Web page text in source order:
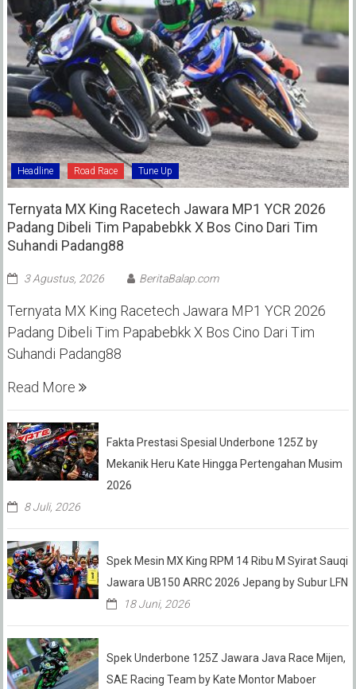
Headline Road Race Tune Up
Ternyata MX King Racetech Jawara MP1 YCR 2026
Padang Dibeli Tim Papabebkk X Bos Cino Dari Tim
Suhandi Padang88
3 Agustus, 2026 BeritaBalap.com
Ternyata MX King Racetech Jawara MP1 YCR 2026
Padang Dibeli Tim Papabebkk X Bos Cino Dari Tim
Suhandi Padang88
Read More
Fakta Prestasi Spesial Underbone 125Z by
Mekanik Heru Kate Hingga Pertengahan Musim
2026
8 Juli, 2026
Spek Mesin MX King RPM 14 Ribu M Syirat Sauqi
Jawara UB150 ARRC 2026 Jepang by Subur LFN
18 Juni, 2026
Spek Underbone 125Z Jawara Java Race Mijen,
SAE Racing Team by Kate Montor Maboer